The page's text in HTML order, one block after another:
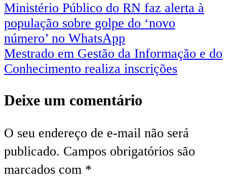
Ministério Público do RN faz alerta à
população sobre golpe do ‘novo
número’ no WhatsApp
Mestrado em Gestão da Informação e do
Conhecimento realiza inscrições
Deixe um comentário
O seu endereço de e-mail não será
publicado. Campos obrigatórios são
marcados com *